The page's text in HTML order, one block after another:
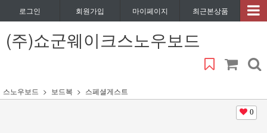
로그인 회원가입 마이페이지 최근본상품
(주)쇼군웨이크스노우보드
스노우보드 보드복 스페셜게스트
0